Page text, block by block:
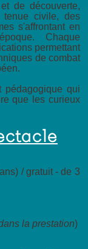
de découverte,
tenue civile, des
s'affrontant en
Chaque
permettant
de combat
pédagogique qui
que les curieux
/ gratuit - de 3
la prestation)